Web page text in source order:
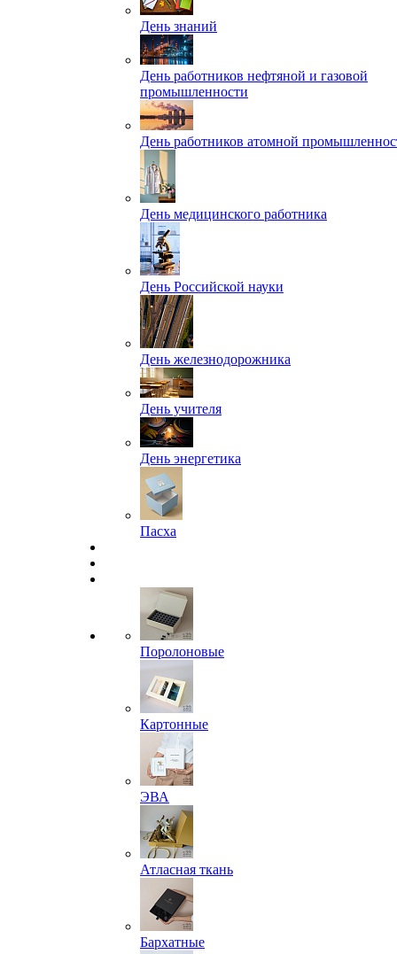
День знаний
День работников нефтяной и газовой
промышленности
День работников атомной
День медицинского работника
День Российской науки
День железнодорожника
День учителя
День энергетика
Пасха
Поролоновые
Картонные
ЭВА
Атласная ткань
Бархатные